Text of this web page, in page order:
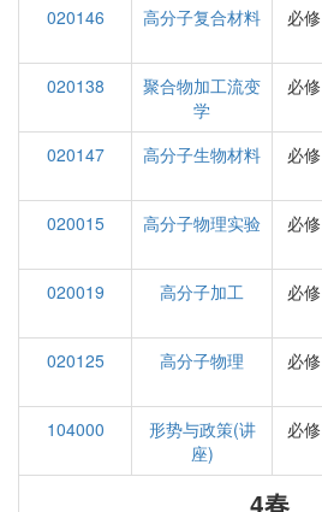
020146 高分子复合材料 必修
020138
聚合物加工流变
学
必修
020147
高分子生物材料 必修
020015
高分子物理实验 必修
020019
高分子加工 必修
020125
高分子物理 必修
104000
形势与政策(讲
座)
必修
4春